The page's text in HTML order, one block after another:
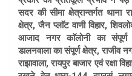
सदर की सीमा क्षेत्रान्तर्गत थाना
क्षेत्र, जैन प्लाॅट वाणी विहार,
आजाद नगर काॅलोनी का संपूर्ण
डालनवाला का संपूर्ण क्षेत्र, राजीव
राझावाला,रायपुर बाजारएवं रक्षा